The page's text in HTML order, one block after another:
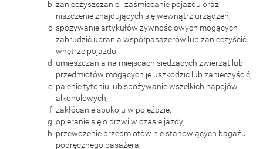
zanieczyszczanie i zaśmiecanie pojazdu oraz
niszczenie znajdujących się wewnątrz urządzeń;
spożywanie artykułów żywnościowych mogących
zabrudzić ubrania współpasażerów lub zanieczyścić
wnętrze pojazdu;
umieszczania na miejscach siedzących zwierząt lub
przedmiotów mogących je uszkodzić lub zanieczyścić;
palenie tytoniu lub spożywanie wszelkich napojów
alkoholowych;
zakłócanie spokoju w pojeździe;
opieranie się o drzwi w czasie jazdy;
przewożenie przedmiotów nie stanowiących bagażu
podręcznego pasażera;